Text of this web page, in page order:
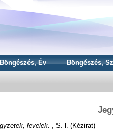
Böngészés, Év Böngészés,
levelek. , S. l. (Kézirat)